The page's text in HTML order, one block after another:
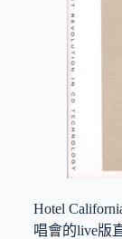
Hotel
唱會的live版